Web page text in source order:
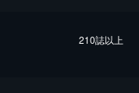
210誌以上